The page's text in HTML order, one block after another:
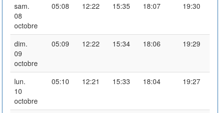
sam.
08
octobre
05:08 12:22 15:35 18:07 19:30
dim.
09
octobre
05:09 12:22 15:34 18:06 19:29
lun.
10
octobre
05:10 12:21 15:33 18:04 19:27